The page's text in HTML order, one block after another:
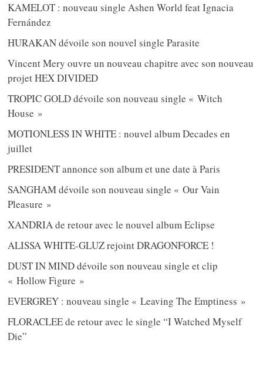
KAMELOT : nouveau single Ashen World feat Ignacia
Fernández
HURAKAN dévoile son nouvel single Parasite
Vincent Mery ouvre un nouveau chapitre avec son nouveau
projet HEX DIVIDED
TROPIC GOLD dévoile son nouveau single « Witch
House »
MOTIONLESS IN WHITE : nouvel album Decades en
juillet
PRESIDENT annonce son album et une date à Paris
SANGHAM dévoile son nouveau single « Our Vain
Pleasure »
XANDRIA de retour avec le nouvel album Eclipse
ALISSA WHITE-GLUZ rejoint DRAGONFORCE !
DUST IN MIND dévoile son nouveau single et clip
« Hollow Figure »
EVERGREY : nouveau single « Leaving The Emptiness »
FLORACLEE de retour avec le single “I Watched Myself
Die”